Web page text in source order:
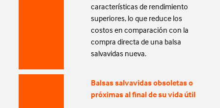
características de rendimiento
superiores, lo que reduce los
costos en comparación con la
compra directa de una balsa
salvavidas nueva.
Balsas salvavidas obsoletas o
próximas al final de su vida útil